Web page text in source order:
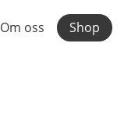
Om oss Shop